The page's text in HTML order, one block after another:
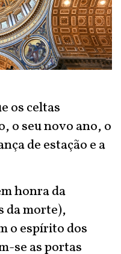
os celtas
o seu novo ano, o
de estação e a
honra da
da morte),
o espírito dos
se as portas